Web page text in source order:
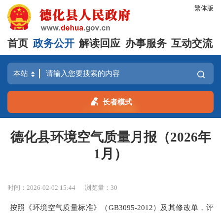
繁体版
首页 政务公开 解读回应 办事服务 互动交流
长者模式
德化县环境空气质量月报（2026年
1月）
时间：2026-02-02 15:44 浏览量：30
按照《环境空气质量标准》（GB3095-2012）及其修改单，评